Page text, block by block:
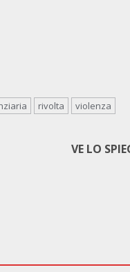
rivolta violenza
VE LO